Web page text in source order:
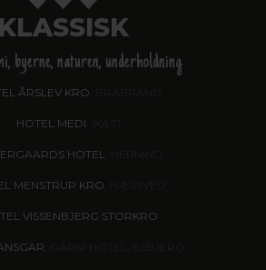
KLASSISK
byerne, naturen, underholdning
ÅRSLEV KRO
HOTEL MEDI
HOTEL, HERNING
MENSTRUP KRO
VISSENBJERG STORKRO